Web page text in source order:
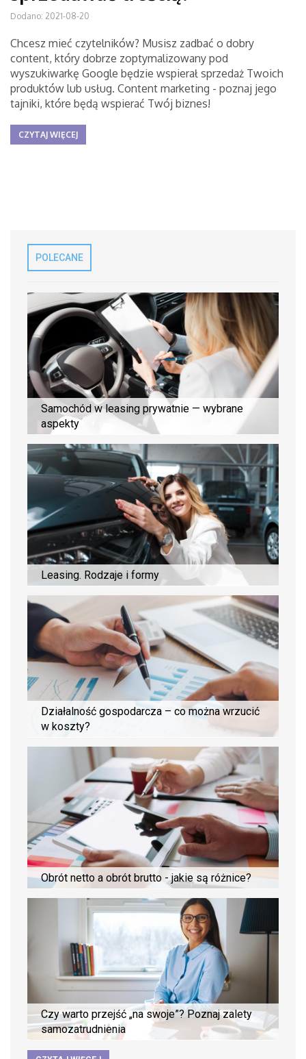
Dodano: 2021-08-20
Chcesz mieć czytelników? Musisz zadbać o dobry
content, który dobrze zoptymalizowany pod
wyszukiwarkę Google będzie wspierał sprzedaż Twoich
produktów lub usług. Content marketing - poznaj jego
tajniki, które będą wspierać Twój biznes!
CZYTAJ WIĘCEJ
POLECANE
Samochód w leasing prywatnie — wybrane
aspekty
Leasing. Rodzaje i formy
Działalność gospodarcza – co można wrzucić
w koszty?
Obrót netto a obrót brutto - jakie są różnice?
Czy warto przejść „na swoje”? Poznaj zalety
samozatrudnienia